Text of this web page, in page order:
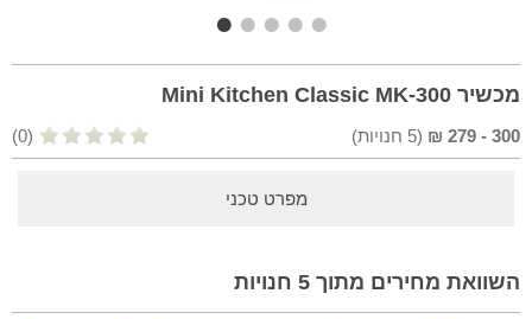
מכשיר Mini Kitchen Classic MK-300
300
-
279
₪
(
5 חנויות) (0)
מפרט טכני
השוואת מחירים מתוך 5 חנויות